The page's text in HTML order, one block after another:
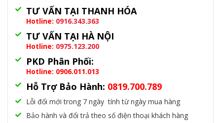
TƯ VẤN TẠI THANH HÓA
Hotline: 0916.343.363
TƯ VẤN TẠI HÀ NỘI
Hotline: 0975.123.200
PKD Phân Phối:
Hotline: 0906.011.013
Hỗ Trợ Bảo Hành: 0819.700.789
Lỗi đổi mới trong 7 ngày tính từ ngày mua hàng
Bảo hành và đổi trả theo số điện thoại khách hàng